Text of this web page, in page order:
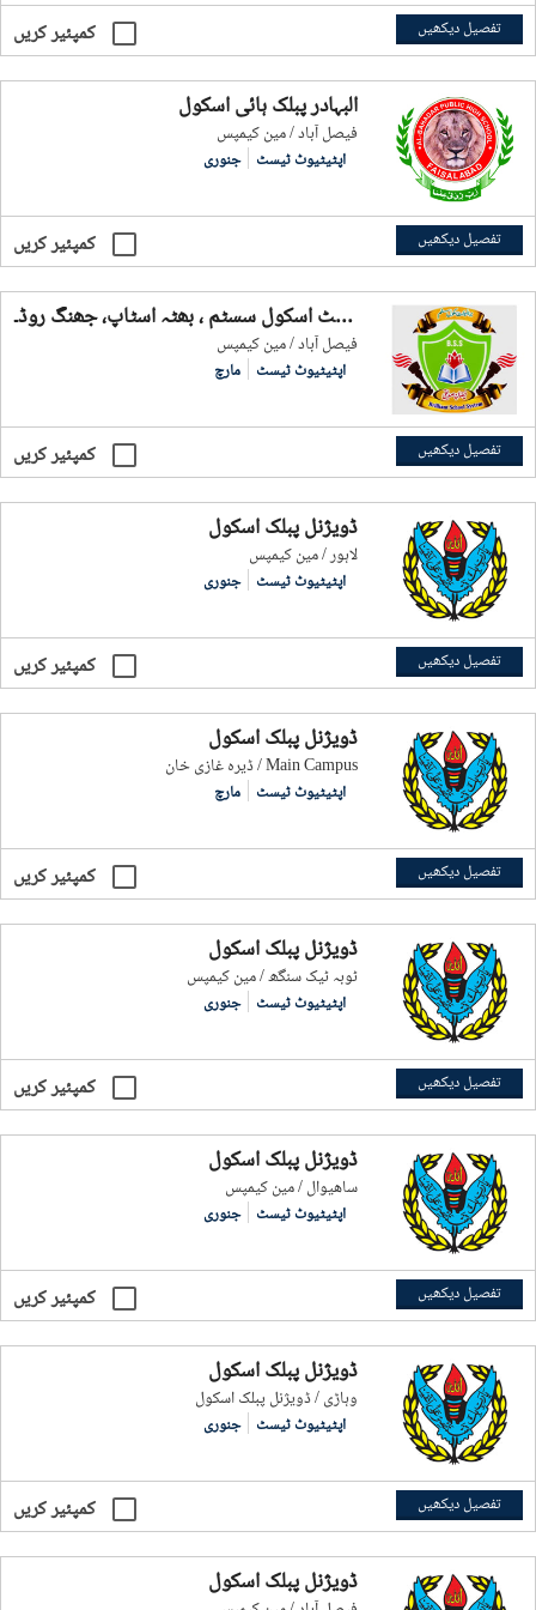
کمپئیر کریں تفصیل دیکھیں
البہادر پبلک ہائی اسکول
فيصل آباد / مین کیمپس
اپٹیٹیوٹ ٹیسٹ جنوری
کمپئیر کریں تفصیل دیکھیں
بریلینٹ اسکول سسٹم ، بھٹہ اسٹاپ، جھنگ روڈ۔
فيصل آباد / مین کیمپس
اپٹیٹیوٹ ٹیسٹ مارچ
کمپئیر کریں تفصیل دیکھیں
ڈویژنل پبلک اسکول
لاہور / مین کیمپس
اپٹیٹیوٹ ٹیسٹ جنوری
کمپئیر کریں تفصیل دیکھیں
ڈویژنل پبلک اسکول
ڈیرہ غازی خان / Main Campus
اپٹیٹیوٹ ٹیسٹ مارچ
کمپئیر کریں تفصیل دیکھیں
ڈویژنل پبلک اسکول
ٹوبہ ٹیک سنگھ / مین کیمپس
اپٹیٹیوٹ ٹیسٹ جنوری
کمپئیر کریں تفصیل دیکھیں
ڈویژنل پبلک اسکول
ساھیوال / مین کیمپس
اپٹیٹیوٹ ٹیسٹ جنوری
کمپئیر کریں تفصیل دیکھیں
ڈویژنل پبلک اسکول
وہاڑی / ڈویژنل پبلک اسکول
اپٹیٹیوٹ ٹیسٹ جنوری
کمپئیر کریں تفصیل دیکھیں
ڈویژنل پبلک اسکول